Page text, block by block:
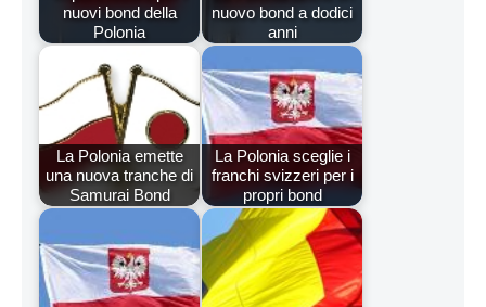
nuovi bond della
Polonia
nuovo bond a dodici
anni
La Polonia emette
una nuova tranche di
Samurai Bond
La Polonia sceglie i
franchi svizzeri per i
propri bond